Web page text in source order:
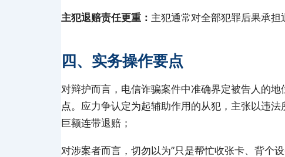
主犯退赔责任更重： 主犯通常对全部犯罪后果承担
四、实务操作要点
对辩护而言，电信诈骗案件中准确界定被告人的
点。应力争认定为起辅助作用的从犯，主张以违
巨额连带退赔；
对涉案者而言，切勿以为”只是帮忙收张卡、背个设